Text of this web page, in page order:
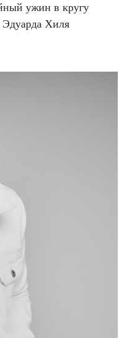
ужин в кругу
Эдуарда Хиля